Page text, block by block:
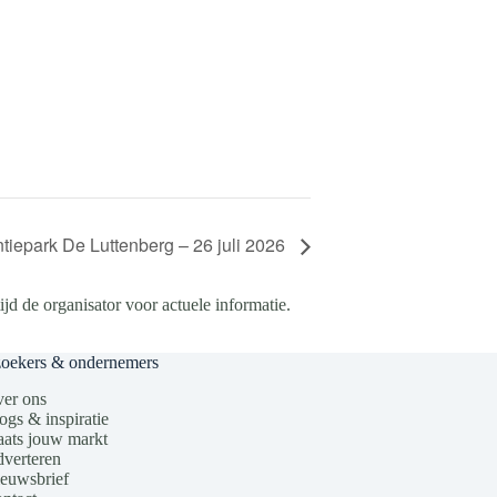
De Luttenberg – 26 juli 2026
de organisator voor actuele informatie.
& ondernemers
ons
& inspiratie
jouw markt